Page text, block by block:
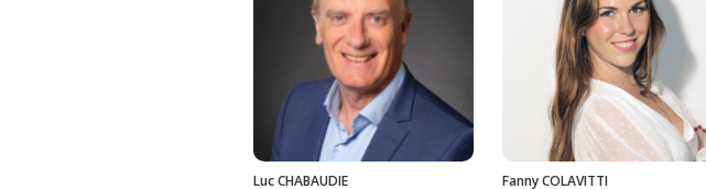
Luc CHABAUDIE
Fanny COLAVITTI